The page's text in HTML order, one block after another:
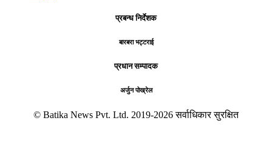
प्रबन्ध निर्देशक
बारबरा भट्टराई
प्रधान सम्पादक
अर्जुन पोख्रेल
© Batika News Pvt. Ltd. 2019-2026 सर्वाधिकार सुरक्षित